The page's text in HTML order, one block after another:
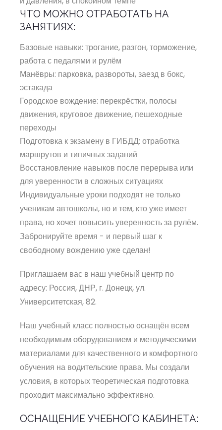
ЧТО МОЖНО ОТРАБОТАТЬ НА
ЗАНЯТИЯХ:
Базовые навыки: трогание, разгон, торможение,
работа с педалями и рулём
Манёвры: парковка, развороты, заезд в бокс,
эстакада
Городское вождение: перекрёстки, полосы
движения, круговое движение, пешеходные
переходы
Подготовка к экзамену в ГИБДД: отработка
маршрутов и типичных заданий
Восстановление навыков после перерыва или
для уверенности в сложных ситуациях
Индивидуальные уроки подходят не только
ученикам автошколы, но и тем, кто уже имеет
права, но хочет повысить уверенность за рулём.
Забронируйте время - и первый шаг к
свободному вождению уже сделан!
Приглашаем вас в наш учебный центр по
адресу: Россия, ДНР, г. Донецк, ул.
Университетская, 82.
Наш учебный класс полностью оснащён всем
необходимым оборудованием и методическими
материалами для качественного и комфортного
обучения на водительские права. Мы создали
условия, в которых теоретическая подготовка
проходит максимально эффективно.
ОСНАЩЕНИЕ УЧЕБНОГО КАБИНЕТА: